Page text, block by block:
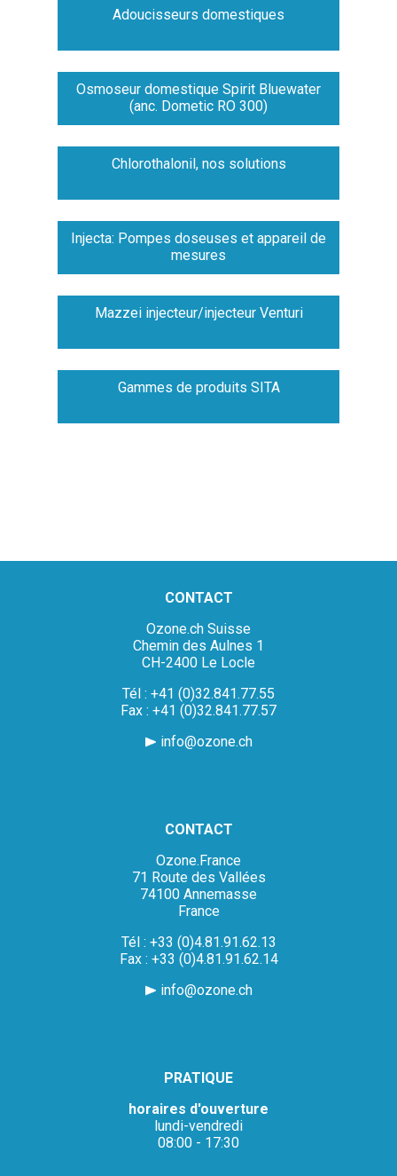
Adoucisseurs domestiques
Osmoseur domestique Spirit Bluewater
(anc. Dometic RO 300)
Chlorothalonil, nos solutions
Injecta: Pompes doseuses et appareil de
mesures
Mazzei injecteur/injecteur Venturi
Gammes de produits SITA
CONTACT
Ozone.ch Suisse
Chemin des Aulnes 1
CH-2400 Le Locle
Tél : +41 (0)32.841.77.55
Fax : +41 (0)32.841.77.57
info@ozone.ch
CONTACT
Ozone.France
71 Route des Vallées
74100 Annemasse
France
Tél : +33 (0)4.81.91.62.13
Fax : +33 (0)4.81.91.62.14
info@ozone.ch
PRATIQUE
horaires d'ouverture
lundi-vendredi
08:00 - 17:30